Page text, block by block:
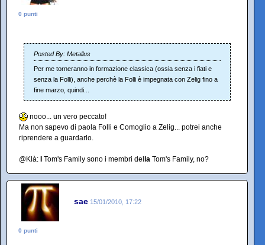
0 punti
Posted By: Metallus
Per me torneranno in formazione classica (ossia senza i fiati e
senza la Folli), anche perchè la Folli è impegnata con Zelig fino a
fine marzo, quindi...
nooo... un vero peccato!
Ma non sapevo di paola Folli e Comoglio a Zelig... potrei anche
riprendere a guardarlo.
@Klà: Tom's Family sono i membri del la Tom's Family, no?
sae 15/01/2010, 17:22
0 punti